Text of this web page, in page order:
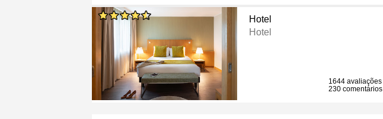
Hotel
Hotel
1644 avaliações
230 comentários